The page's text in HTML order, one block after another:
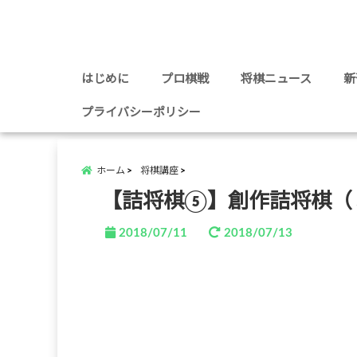
はじめに プロ棋戦 将棋ニュース
プライバシーポリシー
ホーム 将棋講座
【詰将棋⑤】創作詰将棋（
2018/07/11 2018/07/13